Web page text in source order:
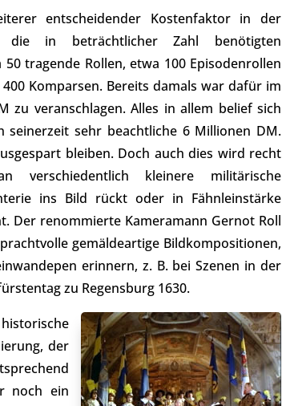
entscheidender Kostenfaktor in der
die in beträchtlicher Zahl benötigten
tragende Rollen, etwa 100 Episodenrollen
Komparsen. Bereits damals war dafür im
zu veranschlagen. Alles in allem belief sich
sehr beachtliche 6 Millionen DM.
bleiben. Doch auch dies wird recht
verschiedentlich kleinere militärische
ins Bild rückt oder in Fähnleinstärke
Der renommierte Kameramann Gernot Roll
gemäldeartige Bildkompositionen,
erinnern, z. B. bei Szenen in der
zu Regensburg 1630.
der
noch ein